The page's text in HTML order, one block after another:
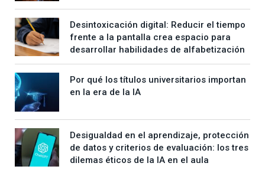
Desintoxicación digital: Reducir el tiempo
frente a la pantalla crea espacio para
desarrollar habilidades de alfabetización
Por qué los títulos universitarios importan
en la era de la IA
Desigualdad en el aprendizaje, protección
de datos y criterios de evaluación: los tres
dilemas éticos de la IA en el aula